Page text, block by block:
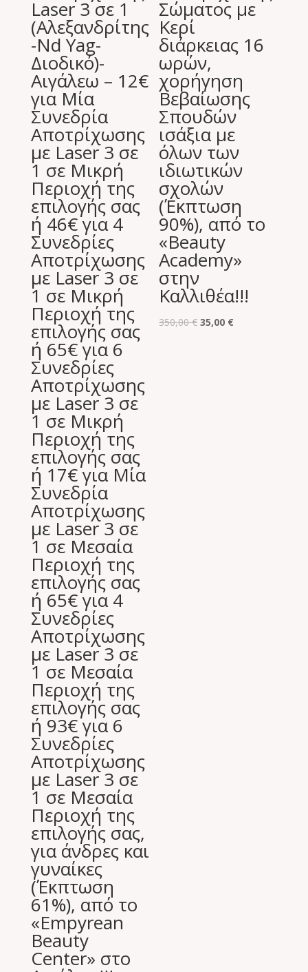
Laser 3 σε 1
(Αλεξανδρίτης
-Nd Yag-
Διοδικό)-
Αιγάλεω – 12€
για Μία
Συνεδρία
Αποτρίχωσης
με Laser 3 σε
1 σε Μικρή
Περιοχή της
επιλογής σας
ή 46€ για 4
Συνεδρίες
Αποτρίχωσης
με Laser 3 σε
1 σε Μικρή
Περιοχή της
επιλογής σας
ή 65€ για 6
Συνεδρίες
Αποτρίχωσης
με Laser 3 σε
1 σε Μικρή
Περιοχή της
επιλογής σας
ή 17€ για Μία
Συνεδρία
Αποτρίχωσης
με Laser 3 σε
1 σε Μεσαία
Περιοχή της
επιλογής σας
ή 65€ για 4
Συνεδρίες
Αποτρίχωσης
με Laser 3 σε
1 σε Μεσαία
Περιοχή της
επιλογής σας
ή 93€ για 6
Συνεδρίες
Αποτρίχωσης
με Laser 3 σε
1 σε Μεσαία
Περιοχή της
επιλογής σας,
για άνδρες και
γυναίκες
(Έκπτωση
61%), από το
«Empyrean
Beauty
Center» στο
Σώματος με
Κερί
διάρκειας 16
ωρών,
χορήγηση
Βεβαίωσης
Σπουδών
ισάξια με
όλων των
ιδιωτικών
σχολών
(Έκπτωση
90%), από το
«Beauty
Academy»
στην
Καλλιθέα!!!
350,00€ Original
35,00 €